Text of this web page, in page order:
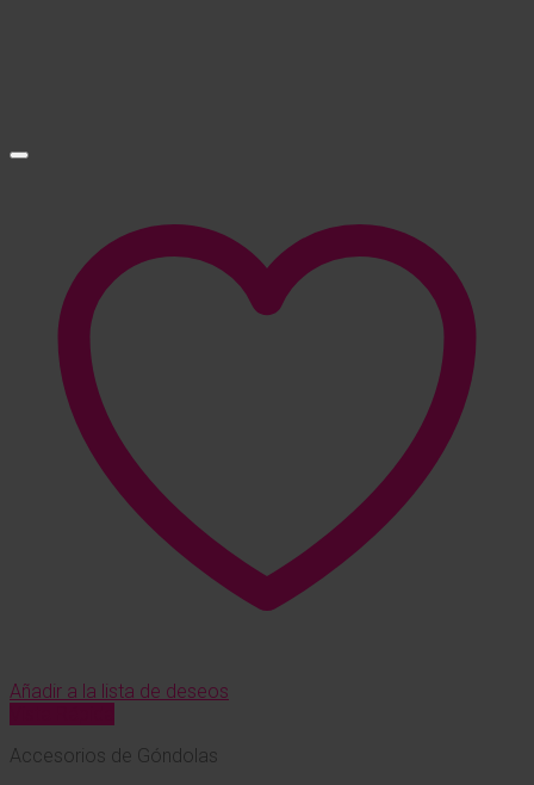
Añadir a la lista de deseos
Accesorios de Góndolas